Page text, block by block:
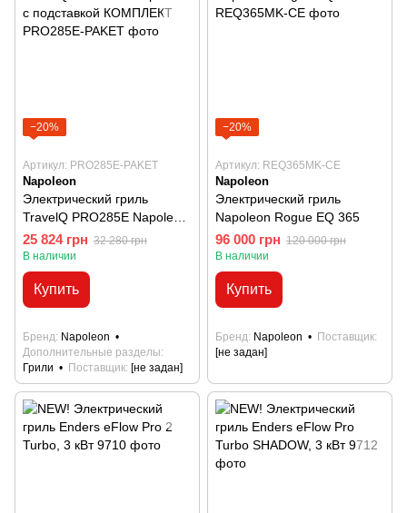
−20%
Артикул: PRO285E-PAKET
Napoleon
Электрический гриль
TravelQ PRO285Е Napoleon
с подставкой КОМПЛЕКТ
25 824 грн 32 280 грн
В наличии
Купить
Бренд Napoleon
Дополнительные разделы
Грили
Поставщик [не задан]
−20%
Артикул: REQ365MK-CE
Napoleon
Электрический гриль
Napoleon Rogue EQ 365
96 000 грн 120 000 грн
В наличии
Купить
Бренд Napoleon
Поставщик
[не задан]